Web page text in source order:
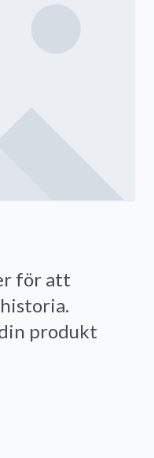
för att
produkt